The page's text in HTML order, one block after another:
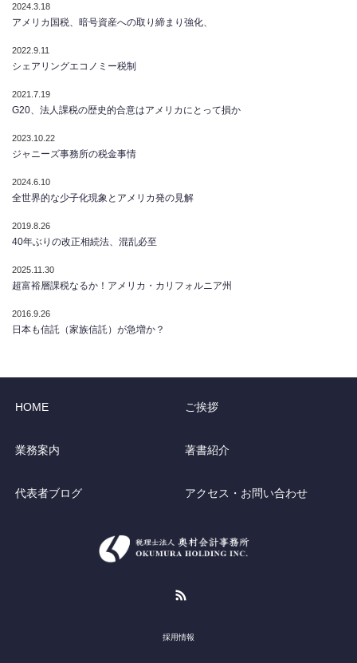
2024.3.18
アメリカ国税、暗号資産への取り締まり強化、
2022.9.11
シェアリングエコノミー税制
2021.7.19
G20、法人課税の歴史的合意はアメリカにとって損か
2023.10.22
ジャニーズ事務所の税金事情
2024.6.10
全世界的な少子化現象とアメリカ発の見解
2019.8.26
40年ぶりの改正相続法、混乱必至
2025.11.30
超富裕層課税なるか！アメリカ・カリフォルニア州
2016.9.26
日本も信託（家族信託）が急増か？
HOME ご挨拶
業務案内 著書紹介
代表者ブログ アクセス・お問い合わせ
採用情報